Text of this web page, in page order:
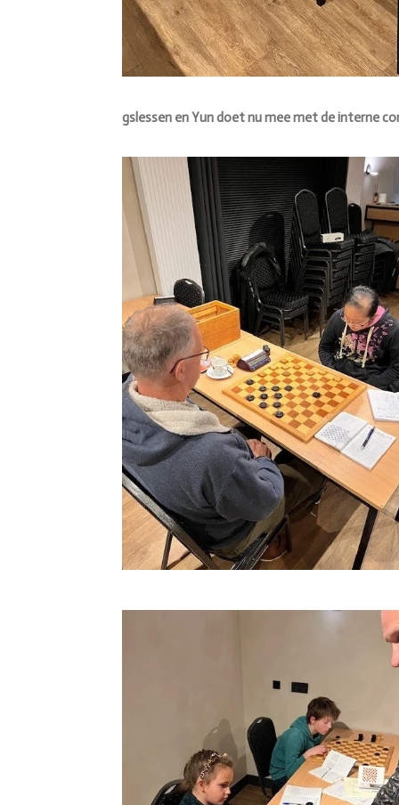
gslessen en Yun doet nu mee met de interne